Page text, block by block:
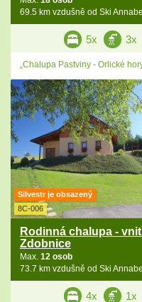
69.5 km vzdušně od Ski
5x 3x
„Chalupa Pastviny - Orlické
Silvestr je obsazený
8C-006
Rodinná chalupa -
Zdobnice
Max. 12 osob
73.7 km vzdušně od Ski
4x 1x